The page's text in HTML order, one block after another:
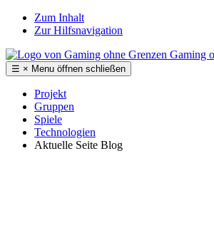
Zum Inhalt
Zur Hilfsnavigation
Gaming
☰ × Menu öffnen schließen
Projekt
Gruppen
Spiele
Technologien
Aktuelle Seite Blog